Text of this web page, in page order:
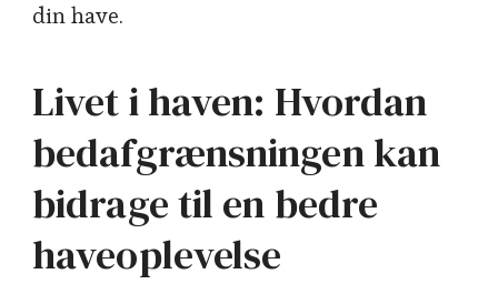
din have.
Livet i haven: Hvordan
bedafgrænsningen kan
bidrage til en bedre
haveoplevelse